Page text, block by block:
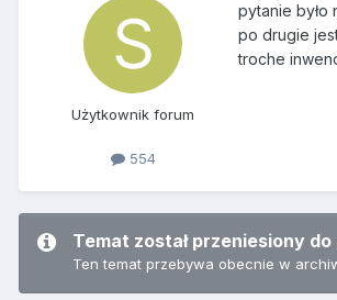
Użytkownik forum
554
pytanie było
po drugie
troche
Temat został przeniesiony
Ten temat przebywa obecnie w